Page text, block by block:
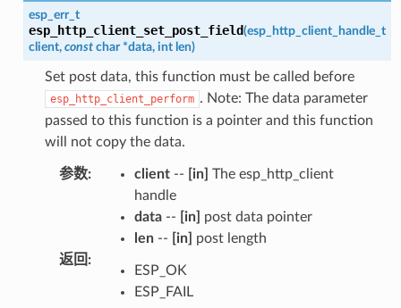
esp_err_t
esp_http_client_set_post_field(esp_http_client_handle_t
client, const char *data, int len)
Set post data, this function must be called before
esp_http_client_perform . Note: The data parameter
passed to this function is a pointer and this function
will not copy the data.
参数: client-- [in] The esp_http_client
handle
data-- [in]
post data pointer
len-- [in]
post length
返回 :
ESP_OK
ESP_FAIL